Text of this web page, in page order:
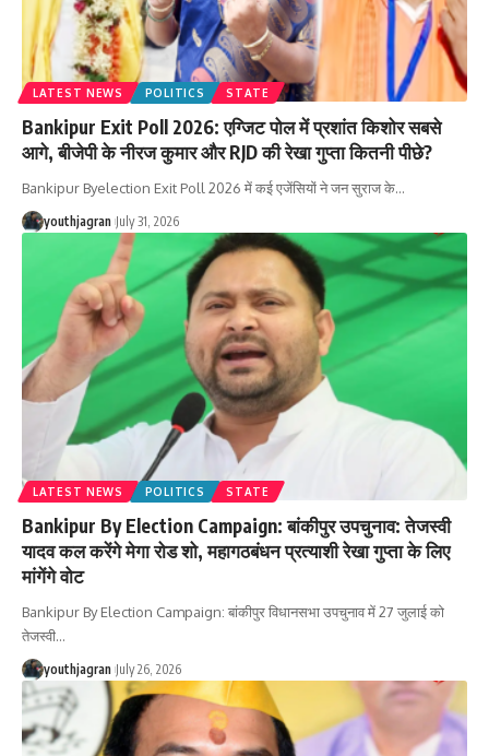
LATEST NEWS POLITICS STATE
Bankipur Exit Poll 2026: एग्जिट पोल में प्रशांत किशोर सबसे
आगे, बीजेपी के नीरज कुमार और RJD की रेखा गुप्ता कितनी पीछे?
Bankipur Byelection Exit Poll 2026 में कई एजेंसियों ने जन सुराज के…
youthjagran July 31, 2026
LATEST NEWS POLITICS STATE
Bankipur By Election Campaign: बांकीपुर उपचुनाव: तेजस्वी
यादव कल करेंगे मेगा रोड शो, महागठबंधन प्रत्याशी रेखा गुप्ता के लिए
मांगेंगे वोट
Bankipur By Election Campaign: बांकीपुर विधानसभा उपचुनाव में 27 जुलाई को
तेजस्वी…
youthjagran July 26, 2026